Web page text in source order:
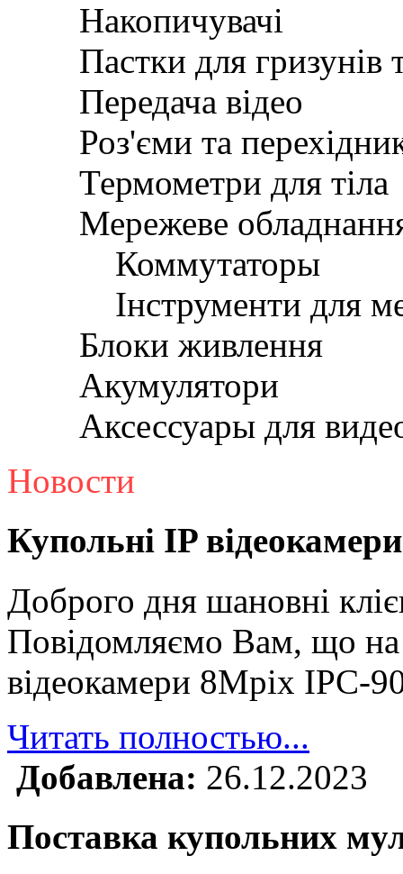
Накопичувачі
Пастки для гризунів
Передача відео
Роз'єми та
Термометри для тіла
Мережеве
Коммутаторы
Інструменти для
Блоки живлення
Акумулятори
Аксессуары для
Новости
Купольні IP
Доброго дня шановні
Повідомляємо Вам, що на
відеокамери 8Mpix IPC-
Читать полностью...
Добавлена: 26.12.2023
Поставка купольних